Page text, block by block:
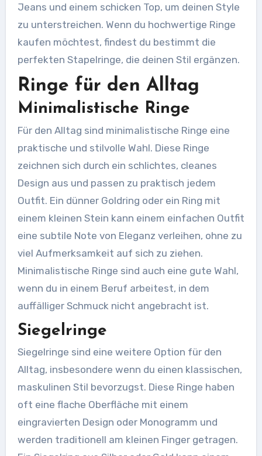
Jeans und einem schicken Top, um deinen Style
zu unterstreichen. Wenn du hochwertige Ringe
kaufen möchtest, findest du bestimmt die
perfekten Stapelringe, die deinen Stil ergänzen.
Ringe für den Alltag
Minimalistische Ringe
Für den Alltag sind minimalistische Ringe eine
praktische und stilvolle Wahl. Diese Ringe
zeichnen sich durch ein schlichtes, cleanes
Design aus und passen zu praktisch jedem
Outfit. Ein dünner Goldring oder ein Ring mit
einem kleinen Stein kann einem einfachen Outfit
eine subtile Note von Eleganz verleihen, ohne zu
viel Aufmerksamkeit auf sich zu ziehen.
Minimalistische Ringe sind auch eine gute Wahl,
wenn du in einem Beruf arbeitest, in dem
auffälliger Schmuck nicht angebracht ist.
Siegelringe
Siegelringe sind eine weitere Option für den
Alltag, insbesondere wenn du einen klassischen,
maskulinen Stil bevorzugst. Diese Ringe haben
oft eine flache Oberfläche mit einem
eingravierten Design oder Monogramm und
werden traditionell am kleinen Finger getragen.